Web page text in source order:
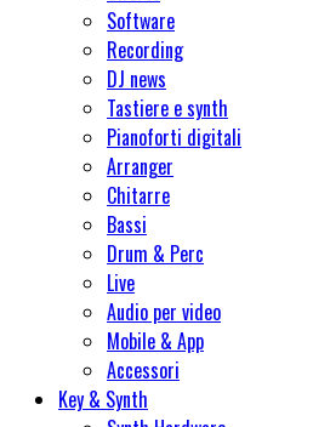
Software
Recording
DJ news
Tastiere e synth
Pianoforti digitali
Arranger
Chitarre
Bassi
Drum & Perc
Live
Audio per video
Mobile & App
Accessori
Key & Synth